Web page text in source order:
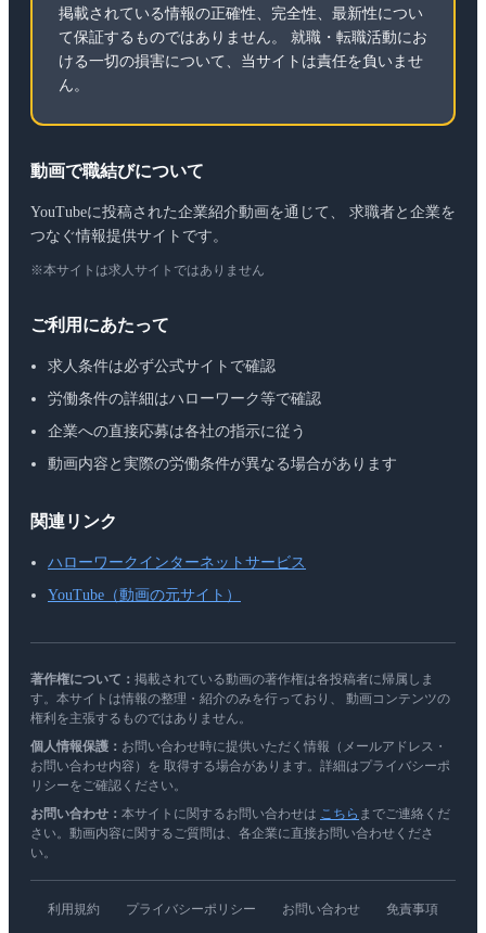
掲載されている情報の正確性、完全性、最新性につい
て保証するものではありません。 就職・転職活動にお
ける一切の損害について、当サイトは責任を負いませ
ん。
動画で職結びについて
YouTubeに投稿された企業紹介動画を通じて、 求職者と企業を
つなぐ情報提供サイトです。
※本サイトは求人サイトではありません
ご利用にあたって
求人条件は必ず公式サイトで確認
労働条件の詳細はハローワーク等で確認
企業への直接応募は各社の指示に従う
動画内容と実際の労働条件が異なる場合があります
関連リンク
ハローワークインターネットサービス
YouTube（動画の元サイト）
著作権について： 掲載されている動画の著作権は各投稿者に帰属しま
す。本サイトは情報の整理・紹介のみを行っており、 動画コンテンツの
権利を主張するものではありません。
個人情報保護： お問い合わせ時に提供いただく情報（メールアドレス・
お問い合わせ内容）を 取得する場合があります。詳細はプライバシーポ
リシーをご確認ください。
お問い合わせ： 本サイトに関するお問い合わせは こちら までご連絡くだ
さい。動画内容に関するご質問は、各企業に直接お問い合わせくださ
い。
利用規約 プライバシーポリシー お問い合わせ 免責事項